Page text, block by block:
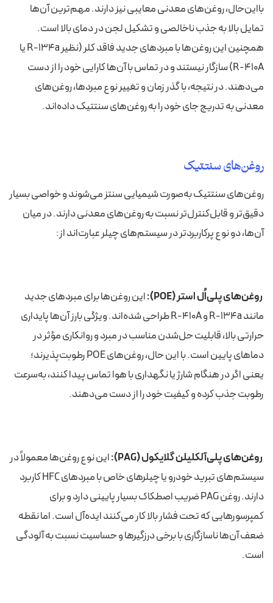
بااین‌حال، روغن‌های معدنی معایبی نیز دارند. مهم‌ترین آن‌ها
تمایل بالا به جذب ناخالصی و تشکیل لجن در دمای بالا است.
همچنین این روغن‌ها با مبردهای جدید فاقد کلر (نظیر R-134a یا
R-410A) سازگار نیستند و در تماس با آن‌ها کارایی خود را از دست
می‌دهند. در نتیجه، با گذر زمان و تغییر نوع مبردها، روغن‌های
معدنی به تدریج جای خود را به روغن‌های سنتتیک داده‌اند.
روغن‌های سنتتیک
روغن‌های سنتتیک به‌صورت شیمیایی سنتز می‌شوند و خواصی بسیار
دقیق‌تر و قابل‌کنترل‌تر نسبت به روغن‌های معدنی دارند. در میان
آن‌ها، دو نوع پرکاربردتر در سیستم‌های چیلر عبارت‌اند از:
روغن‌های پلی‌اُل استر (POE):
این روغن‌ها برای مبردهای جدید
مانند R-134a و R-410A طراحی شده‌اند. ویژگی بارز آن‌ها پایداری
حرارتی بالا، قابلیت حل‌شدن مناسب در مبرد و روانکاری مؤثر در
دماهای پایین است. با این حال، روغن‌های POE رطوبت‌پذیرند؛
یعنی اگر در هنگام شارژ یا نگهداری با هوا تماس پیدا کنند، به‌سرعت
رطوبت جذب کرده و کیفیت خود را از دست می‌دهند.
روغن‌های پلی‌آلکلیلن گلایکول (PAG):
این نوع روغن‌ها معمولاً در
سیستم‌های تبرید خودرو یا چیلرهای خاص با مبردهای HFC کاربرد
دارند. روغن PAG ضریب اصطکاک بسیار پایینی دارد و برای
کمپرسورهایی که تحت فشار بالا کار می‌کنند ایده‌آل است. اما نقطه
ضعف آن‌ها ناسازگاری با برخی درزگیرها و حساسیت نسبت به آلودگی
است.